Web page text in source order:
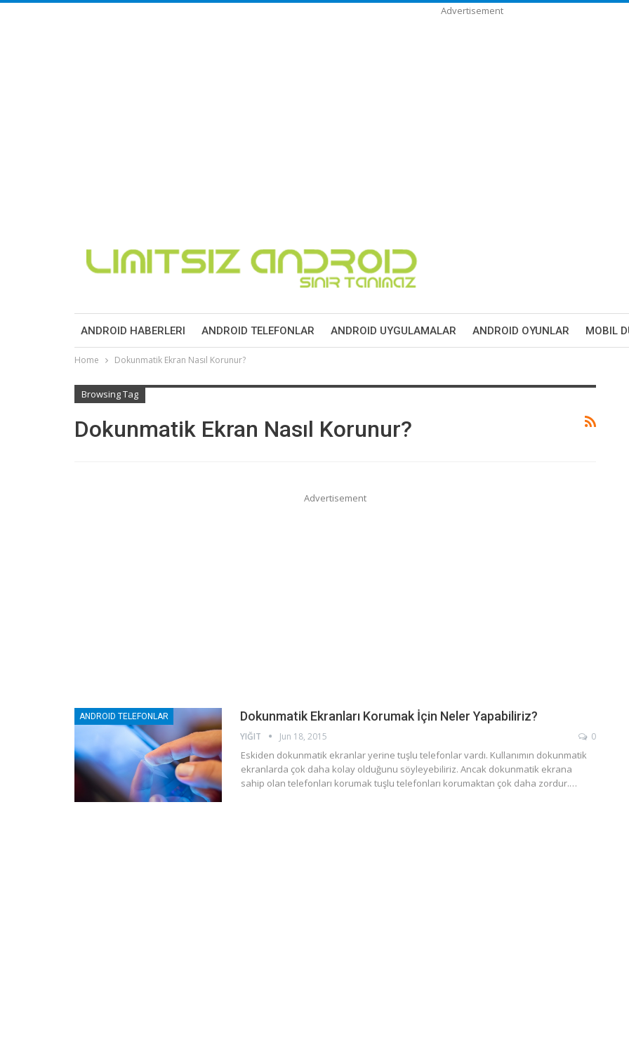
Advertisement
ANDROID HABERLERI ANDROID TELEFONLAR ANDROID UYGULAMALAR ANDROID OYUNLAR MOBIL
Home Dokunmatik Ekran Nasıl Korunur?
Browsing Tag
Dokunmatik Ekran Nasıl Korunur?
Advertisement
ANDROID TELEFONLAR Dokunmatik Ekranları Korumak İçin Neler Yapabiliriz?
YIĞIT Jun 18, 2015 0
Eskiden dokunmatik ekranlar yerine tuşlu telefonlar vardı. Kullanımın dokunmatik
ekranlarda çok daha kolay olduğunu söyleyebiliriz. Ancak dokunmatik ekrana
sahip olan telefonları korumak tuşlu telefonları korumaktan çok daha zordur.…